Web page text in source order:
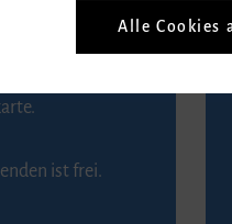
mit
Merkzeichen
ist frei.
Alle Cookies